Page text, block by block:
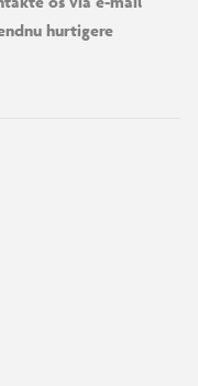
hurtigere